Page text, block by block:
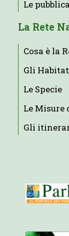
Le
La Rete
Cosa è la
Gli Habitat
Le Specie
Le Misure
Gli